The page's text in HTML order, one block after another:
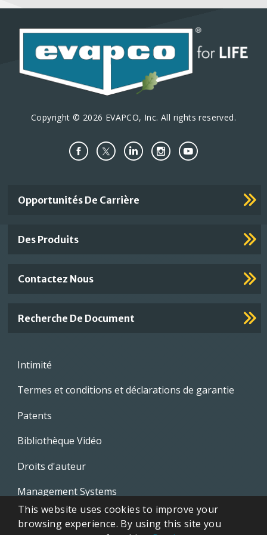
Copyright © 2026 EVAPCO, Inc. All rights reserved.
Important
Footer
Opportunités De Carrière
Des Produits
Contactez Nous
Recherche De Document
Footer
Intimité
Termes et conditions et déclarations de garantie
Patents
Bibliothèque Vidéo
Droits d'auteur
Management Systems
Whistleblowing Policies
This website uses cookies to improve your
browsing experience. By using this site you